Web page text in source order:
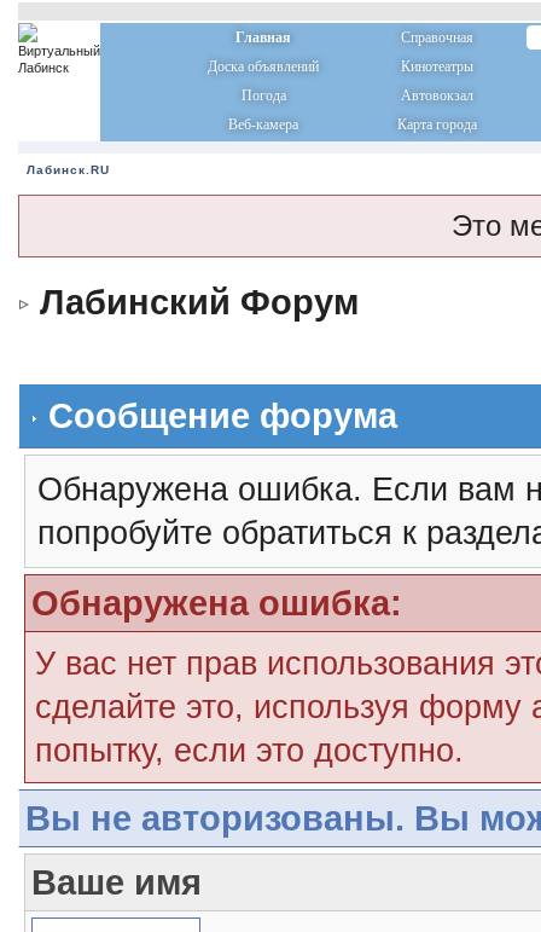
Главная
Справочная
Доска объявлений
Кинотеатры
Погода
Автовокзал
Веб-камера
Карта города
Лабинск.RU
Это
Лабинский Форум
Сообщение форума
Обнаружена ошибка. Если вам
попробуйте обратиться к
Обнаружена ошибка:
У вас нет прав использования
сделайте это, используя форму
попытку, если это доступно.
Вы не авторизованы. Вы
Ваше имя